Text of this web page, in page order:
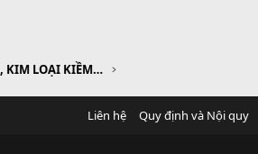
CHƯƠNG 6. KIM LOẠI KIỀM, KIM LOẠI KIỀM THỔ, NHÔM
Liên hệ Quy định và Nội quy